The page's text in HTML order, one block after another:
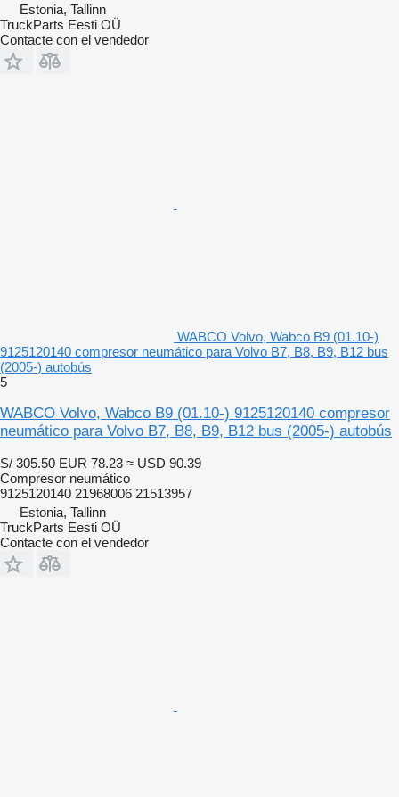
Estonia, Tallinn
TruckParts Eesti OÜ
Contacte con el vendedor
WABCO Volvo, Wabco B9 (01.10-)
9125120140 compresor neumático para Volvo B7, B8, B9, B12 bus
(2005-) autobús
5
WABCO Volvo, Wabco B9 (01.10-) 9125120140 compresor
neumático para Volvo B7, B8, B9, B12 bus (2005-) autobús
S/ 305.50 EUR 78.23 ≈ USD 90.39
Compresor neumático
9125120140 21968006 21513957
Estonia, Tallinn
TruckParts Eesti OÜ
Contacte con el vendedor